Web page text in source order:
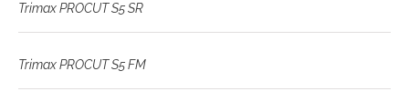
Trimax PROCUT S5 SR
Trimax PROCUT S5 FM